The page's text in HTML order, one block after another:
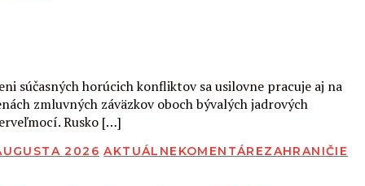
súčasných horúcich konfliktov sa usilovne pracuje aj na
zmluvných záväzkov oboch bývalých jadrových
Rusko […]
2026 AKTUÁLNE KOMENTÁREZAHRANIČIE